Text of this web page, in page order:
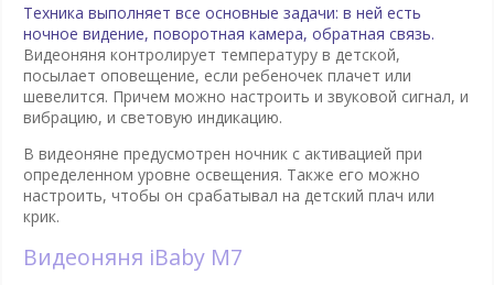
Техника выполняет все основные задачи: в ней есть
ночное видение, поворотная камера, обратная связь.
Видеоняня контролирует температуру в детской,
посылает оповещение, если ребеночек плачет или
шевелится. Причем можно настроить и звуковой сигнал, и
вибрацию, и световую индикацию.
В видеоняне предусмотрен ночник с активацией при
определенном уровне освещения. Также его можно
настроить, чтобы он срабатывал на детский плач или
крик.
Видеоняня iBaby M7